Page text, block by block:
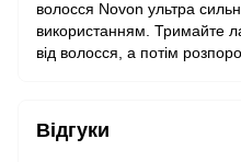
волосся Novon ультра
використанням. Тримайте
від волосся, а потім
Відгуки